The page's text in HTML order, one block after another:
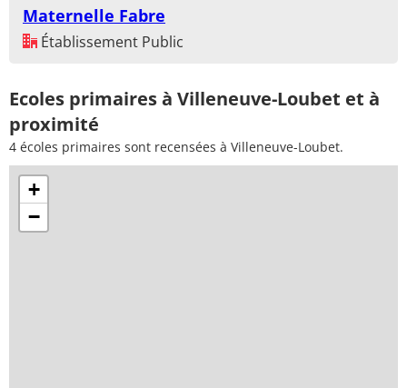
Maternelle Fabre
Établissement Public
Ecoles primaires à Villeneuve-Loubet et à
proximité
4 écoles primaires sont recensées à Villeneuve-Loubet.
+
−